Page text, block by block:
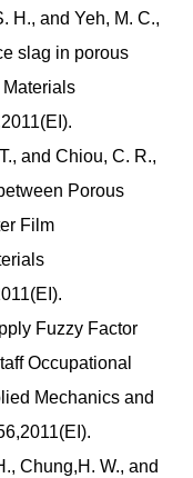
H., and Yeh, M. C.,
slag in porous
Materials
and Chiou, C. R.,
Porous
Film
Fuzzy Factor
Occupational
Mechanics and
Chung,H. W., and